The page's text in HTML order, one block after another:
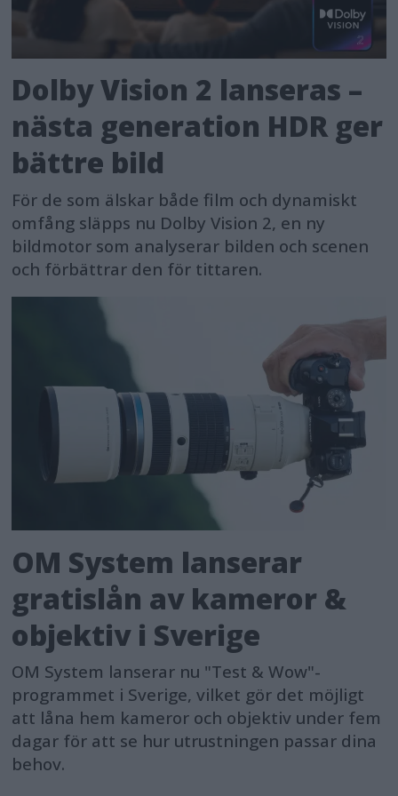
Dolby Vision 2 lanseras –
nästa generation HDR ger
bättre bild
För de som älskar både film och dynamiskt
omfång släpps nu Dolby Vision 2, en ny
bildmotor som analyserar bilden och scenen
och förbättrar den för tittaren.
OM System lanserar
gratislån av kameror &
objektiv i Sverige
OM System lanserar nu "Test & Wow"-
programmet i Sverige, vilket gör det möjligt
att låna hem kameror och objektiv under fem
dagar för att se hur utrustningen passar dina
behov.